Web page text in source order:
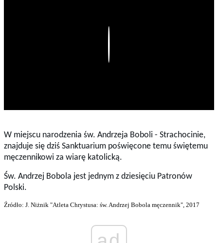
W miejscu narodzenia św. Andrzeja Boboli - Strachocinie,
znajduje się dziś Sanktuarium poświęcone temu świętemu
męczennikowi za wiarę katolicką.
Św. Andrzej Bobola jest jednym z dziesięciu Patronów
Polski.
Źródło: J. Niżnik "Atleta Chrystusa: św. Andrzej Bobola męczennik", 2017